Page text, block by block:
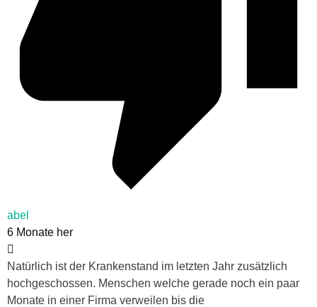
abel
6 Monate her
Natürlich ist der Krankenstand im letzten Jahr zusätzlich
hochgeschossen. Menschen welche gerade noch ein paar
Monate in einer Firma verweilen bis die